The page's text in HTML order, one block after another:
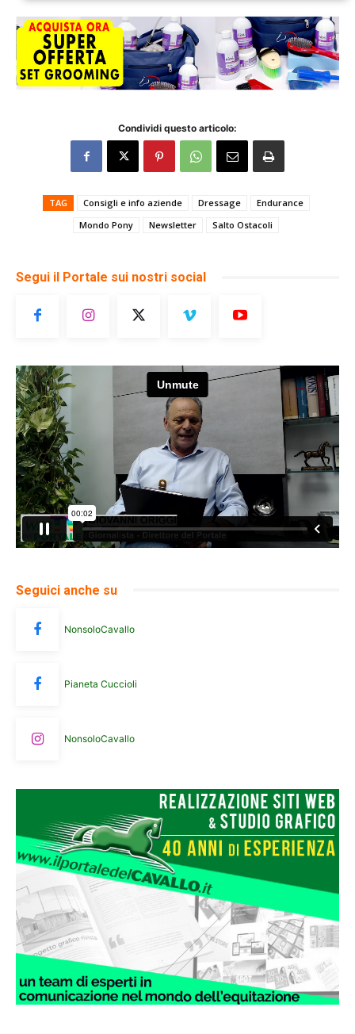
Condividi questo articolo:
TAG Consigli e info aziende Dressage
Endurance
Mondo Pony
Newsletter Salto Ostacoli
Segui il Portale sui nostri social
Seguici anche su
NonsoloCavallo
Pianeta Cuccioli
NonsoloCavallo